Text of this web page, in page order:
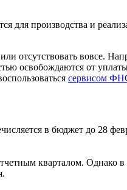
производства и
отсутствовать вовсе.
освобождаются от
сервисом
в бюджет до 28
кварталом. Однако